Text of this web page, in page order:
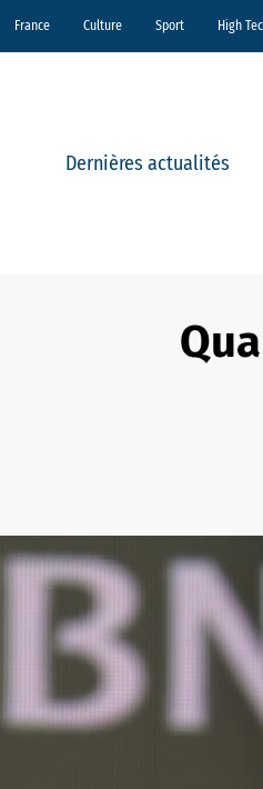
France Culture Sport High
Dernières actualités